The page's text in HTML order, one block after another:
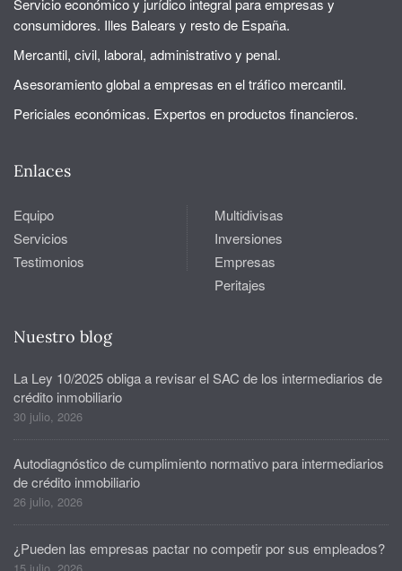
Servicio económico y jurídico integral para empresas y
consumidores. Illes Balears y resto de España.
Mercantil, civil, laboral, administrativo y penal.
Asesoramiento global a empresas en el tráfico mercantil.
Periciales económicas. Expertos en productos financieros.
Enlaces
Equipo
Servicios
Testimonios
Multidivisas
Inversiones
Empresas
Peritajes
Nuestro blog
La Ley 10/2025 obliga a revisar el SAC de los intermediarios de
crédito inmobiliario
30 julio, 2026
Autodiagnóstico de cumplimiento normativo para intermediarios
de crédito inmobiliario
26 julio, 2026
¿Pueden las empresas pactar no competir por sus empleados?